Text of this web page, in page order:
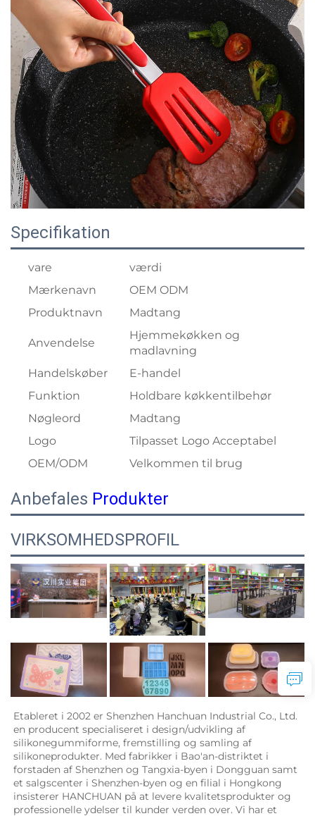
Specifikation
vare
værdi
Mærkenavn
OEM ODM
Produktnavn
Madtang
Anvendelse
Hjemmekøkken og
madlavning
Handelskøber
E-handel
Funktion
Holdbare køkkentilbehør
Nøgleord
Madtang
Logo
Tilpasset Logo Acceptabel
OEM/ODM
Velkommen til brug
Anbefales Produkter
VIRKSOMHEDSPROFIL
Etableret i 2002 er Shenzhen Hanchuan Industrial Co., Ltd.
en producent specialiseret i design/udvikling af
silikonegummiforme, fremstilling og samling af
silikoneprodukter. Med fabrikker i Bao'an-distriktet i
forstaden af Shenzhen og Tangxia-byen i Dongguan samt
et salgscenter i Shenzhen-byen og en filial i Hongkong
insisterer HANCHUAN på at levere kvalitetsprodukter og
professionelle ydelser til kunder verden over. Vi har et